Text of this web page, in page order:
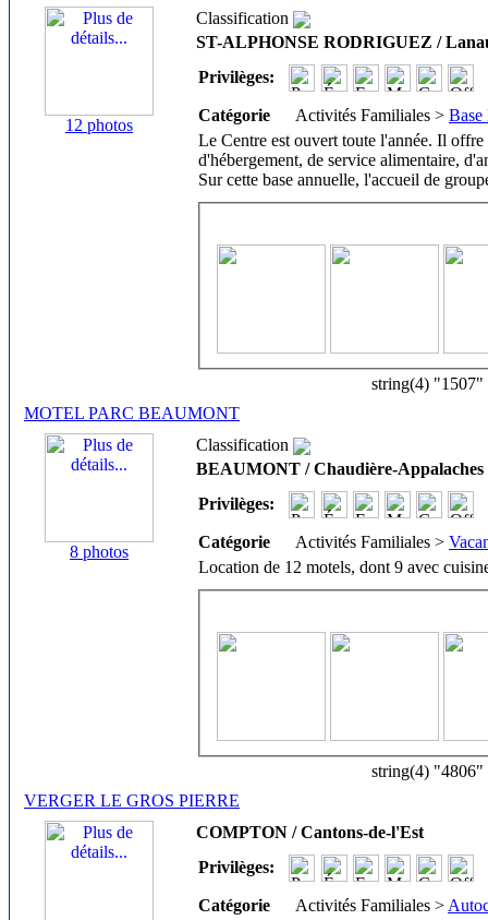
12 photos
Classification
ST-ALPHONSE RODRIGUEZ /
Privilèges:
Catégorie Activités Familiales > Base
Le Centre est ouvert toute l'année. Il offre
d'hébergement, de service alimentaire,
Sur cette base annuelle, l'accueil de
string(4) "1507"
MOTEL PARC BEAUMONT
8 photos
Classification
BEAUMONT / Chaudière-Appalaches
Privilèges:
Catégorie Activités Familiales >
Location de 12 motels, dont 9 avec
string(4) "4806"
VERGER LE GROS PIERRE
COMPTON / Cantons-de-l'Est
Privilèges:
Catégorie Activités Familiales >